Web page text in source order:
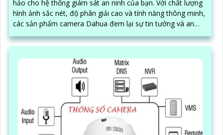
hảo cho hệ thống giám sát an ninh của bạn. Với chất lượng
hình ảnh sắc nét, độ phân giải cao và tính năng thông minh,
các sản phẩm camera Dahua đem lại sự tin tưởng và an